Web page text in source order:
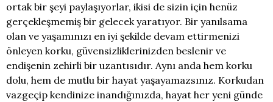
ortak bir şeyi paylaşıyorlar, ikisi de sizin için henüz
gerçekleşmemiş bir gelecek yaratıyor. Bir yanılsama
olan ve yaşamınızı en iyi şekilde devam ettirmenizi
önleyen korku, güvensizliklerinizden beslenir ve
endişenin zehirli bir uzantısıdır. Aynı anda hem korku
dolu, hem de mutlu bir hayat yaşayamazsınız. Korkudan
vazgeçip kendinize inandığınızda, hayat her yeni günde